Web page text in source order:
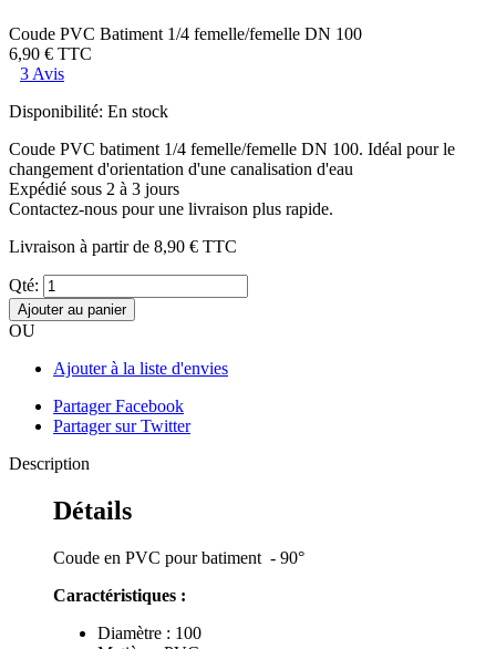
Coude PVC Batiment 1/4 femelle/femelle DN 100
6,90 € TTC
3 Avis
Disponibilité: En stock
Coude PVC batiment 1/4 femelle/femelle DN 100. Idéal pour le
changement d'orientation d'une canalisation d'eau
Expédié sous 2 à 3 jours
Contactez-nous pour une livraison plus rapide.
Livraison à partir de 8,90 € TTC
Qté:
Ajouter au panier
OU
Ajouter à la liste d'envies
Partager Facebook
Partager sur Twitter
Description
Détails
Coude en PVC pour batiment - 90°
Caractéristiques :
Diamètre : 100